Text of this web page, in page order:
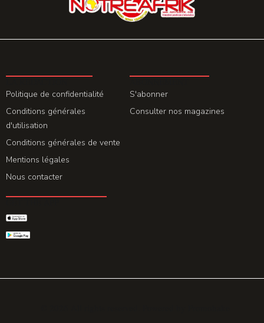
Politique de confidentialité
Conditions générales
d'utilisation
Conditions générales de vente
Mentions légales
Nous contacter
S'abonner
Consulter nos magazines